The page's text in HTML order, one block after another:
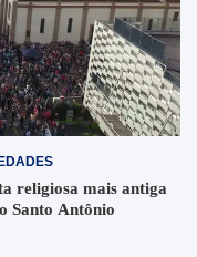
religiosa mais antiga
Santo Antônio